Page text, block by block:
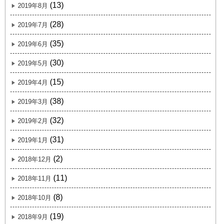
2019年8月 (13)
2019年7月 (28)
2019年6月 (35)
2019年5月 (30)
2019年4月 (15)
2019年3月 (38)
2019年2月 (32)
2019年1月 (31)
2018年12月 (2)
2018年11月 (11)
2018年10月 (8)
2018年9月 (19)